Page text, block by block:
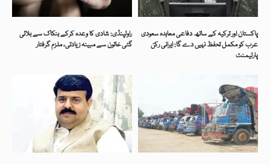
راولپنڈی: شادی کا وعدہ کرکے بنکاک سے بلائی
گئی خاتون سے مبینہ زیادتی، ملزم گرفتار
پاکستان اور ترکیہ کے ساتھ دفاعی معاہدہ سعودی
عرب کو مکمل تحفظ نہیں دے گا: ایرانی رکن
پارلیمنٹ